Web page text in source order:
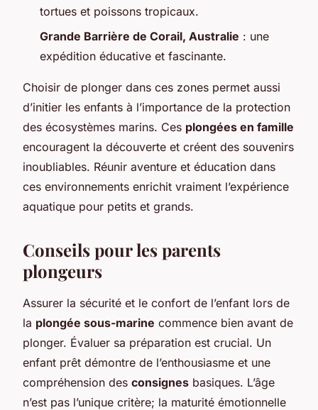
tortues et poissons tropicaux.
Grande Barrière de Corail, Australie : une
expédition éducative et fascinante.
Choisir de plonger dans ces zones permet aussi
d’initier les enfants à l’importance de la protection
des écosystèmes marins. Ces plongées en famille
encouragent la découverte et créent des souvenirs
inoubliables. Réunir aventure et éducation dans
ces environnements enrichit vraiment l’expérience
aquatique pour petits et grands.
Conseils pour les parents
plongeurs
Assurer la sécurité et le confort de l’enfant lors de
la plongée sous-marine commence bien avant de
plonger. Évaluer sa préparation est crucial. Un
enfant prêt démontre de l’enthousiasme et une
compréhension des consignes basiques. L’âge
n’est pas l’unique critère; la maturité émotionnelle